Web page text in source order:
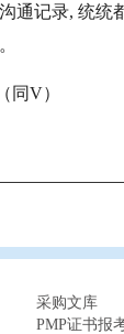
通记录, 统
同V）
采购文库
PMP证书报